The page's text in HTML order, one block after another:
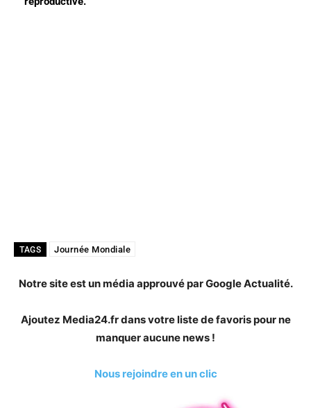
TAGS Journée Mondiale
Notre site est un média approuvé par Google Actualité.
Ajoutez Media24.fr dans votre liste de favoris pour ne
manquer aucune news !
Nous rejoindre en un clic